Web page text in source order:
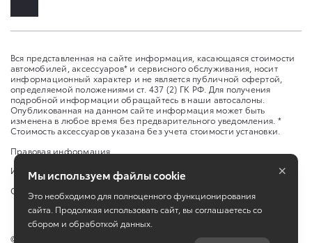
Вся представленная на сайте информация, касающаяся стоимости
автомобилей, аксессуаров* и сервисного обслуживания, носит
информационный характер и не является публичной офертой,
определяемой положениями ст. 437 (2) ГК РФ. Для получения
подробной информации обращайтесь в наши автосалоны.
Опубликованная на данном сайте информация может быть
изменена в любое время без предварительного уведомления. *
Стоимость аксессуаров указана без учета стоимости установки.
Правовая информация
Изменить настройку cookies
Сбросить cookie
©
Мы используем файлы cookie
Это необходимо для полноценного функционирования
сайта. Продолжая использовать сайт, вы соглашаетесь со
сбором и обработкой данных.
×